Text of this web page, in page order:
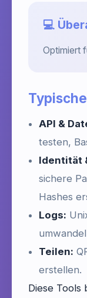
💻
Optimiert
API &
testen,
Identität
sichere
Hashes
Logs:
Teilen:
erstellen.
Diese Tools